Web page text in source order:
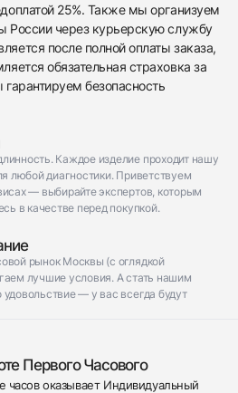
25%. Также мы организуем
России через курьерскую службу
после полной оплаты заказа,
обязательная страховка за
безопасность
Каждое изделие проходит нашу
любой диагностики. Приветствуем
— выбирайте экспертов, которым
в качестве перед покупкой.
рынок Москвы (с оглядкой
лучшие условия. А стать нашим
— у вас всегда будут
Первого Часового
часов оказывает Индивидуальный